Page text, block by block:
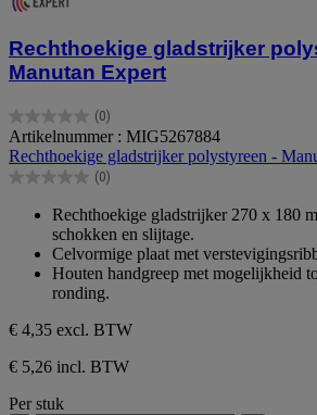
Rechthoekige gladstrijker
Manutan Expert
(0)
0.0
van
de
5
Artikelnummer : MIG5267884
Rechthoekige gladstrijker polystyreen -
(0)
0.0
sterren.
Rechthoekige gladstrijker 270 x 180
schokken en slijtage.
Celvormige plaat met
Houten handgreep met mogelijkheid
ronding.
€ 4,35 excl. BTW
€ 5,26 incl. BTW
Per stuk